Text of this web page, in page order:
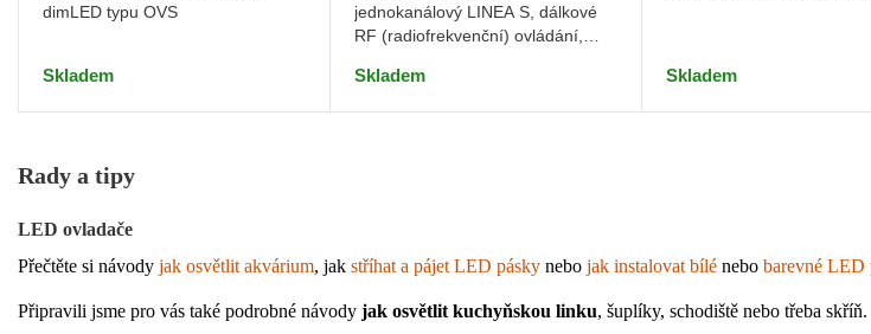
dimLED typu OVS
Skladem
jednokanálový LINEA S, dálkové
RF (radiofrekvenční) ovládání,
Skladem Skladem
Rady a tipy
LED ovladače
Přečtěte si návody jak osvětlit akvárium, jak stříhat a pájet LED pásky nebo jak instalovat bílé nebo barevné LED
Připravili jsme pro vás také podrobné návody jak osvětlit kuchyňskou linku, šuplíky, schodiště nebo třeba skříň.